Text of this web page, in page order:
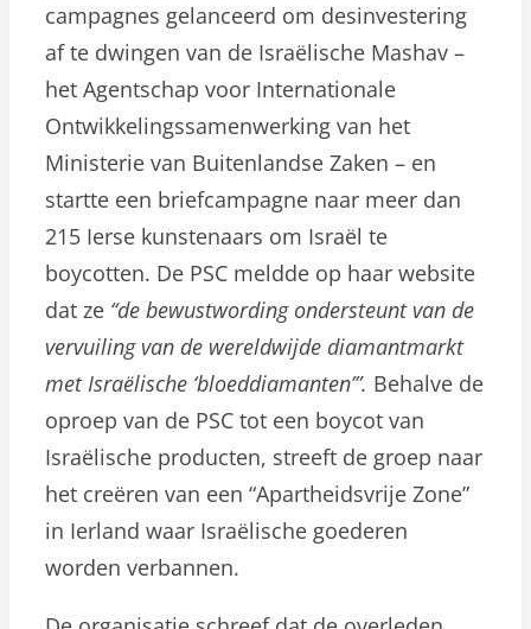
campagnes gelanceerd om desinvestering
af te dwingen van de Israëlische Mashav –
het Agentschap voor Internationale
Ontwikkelingssamenwerking van het
Ministerie van Buitenlandse Zaken – en
startte een briefcampagne naar meer dan
215 Ierse kunstenaars om Israël te
boycotten. De PSC meldde op haar website
dat ze “de bewustwording ondersteunt van de
vervuiling van de wereldwijde diamantmarkt
met Israëlische ‘bloeddiamanten’”. Behalve de
oproep van de PSC tot een boycot van
Israëlische producten, streeft de groep naar
het creëren van een “Apartheidsvrije Zone”
in Ierland waar Israëlische goederen
worden verbannen.